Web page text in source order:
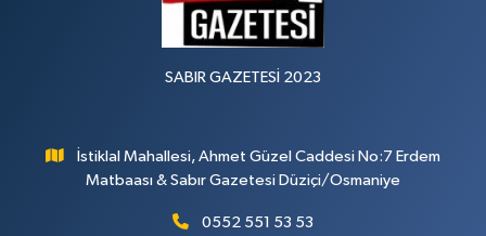
SABIR GAZETESİ 2023
İstiklal Mahallesi, Ahmet Güzel Caddesi No:7 Erdem
Matbaası & Sabır Gazetesi Düziçi/Osmaniye
0552 551 53 53